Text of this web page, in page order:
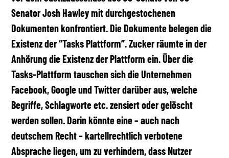
Senator Josh Hawley mit durchgestochenen
Dokumenten konfrontiert. Die Dokumente belegen die
Existenz der “Tasks Plattform”. Zucker räumte in der
Anhörung die Existenz der Plattform ein. Über die
Tasks-Plattform tauschen sich die Unternehmen
Facebook, Google und Twitter darüber aus, welche
Begriffe, Schlagworte etc. zensiert oder gelöscht
werden sollen. Darin könnte eine – auch nach
deutschem Recht – kartellrechtlich verbotene
Absprache liegen, um zu verhindern, dass Nutzer